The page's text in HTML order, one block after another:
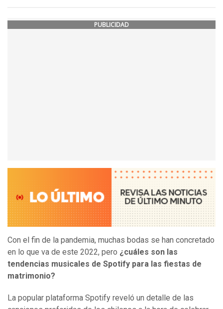
PUBLICIDAD
Con el fin de la pandemia, muchas bodas se han concretado
en lo que va de este 2022, pero ¿cuáles son las
tendencias musicales de Spotify para las fiestas de
matrimonio?
La popular plataforma Spotify reveló un detalle de las